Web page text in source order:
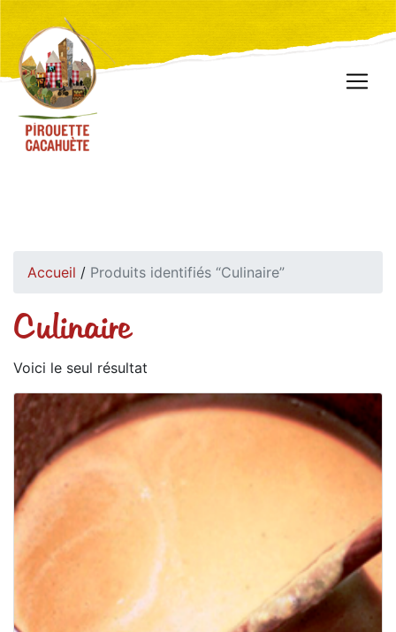
Accueil / Produits identifiés “Culinaire”
Culinaire
Voici le seul résultat